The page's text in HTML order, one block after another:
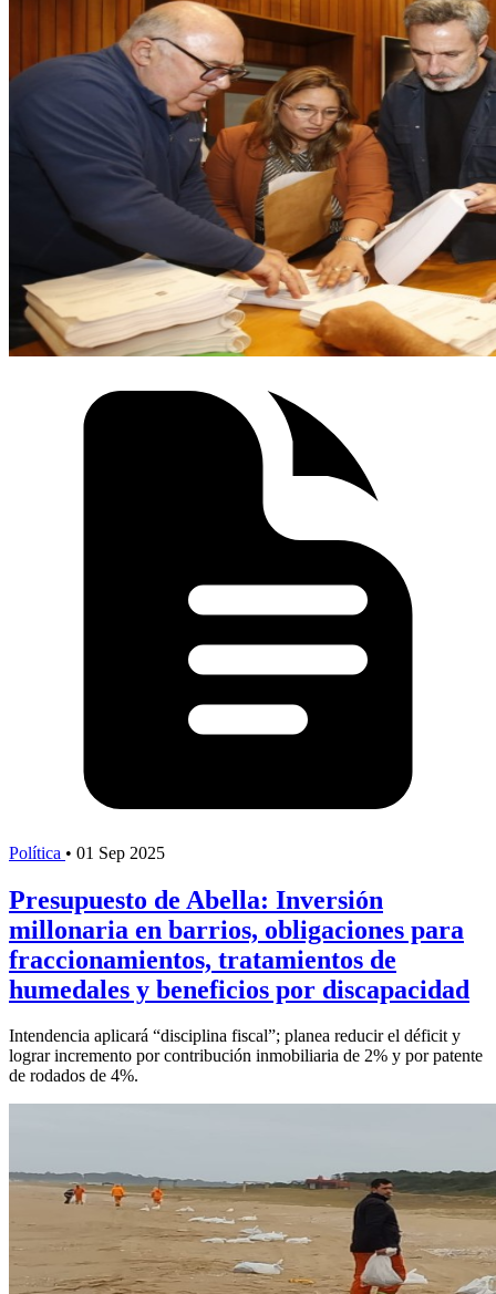
Política • 01 Sep 2025
Presupuesto de Abella: Inversión
millonaria en barrios, obligaciones para
fraccionamientos, tratamientos de
humedales y beneficios por discapacidad
Intendencia aplicará “disciplina fiscal”; planea reducir el déficit y
lograr incremento por contribución inmobiliaria de 2% y por patente
de rodados de 4%.